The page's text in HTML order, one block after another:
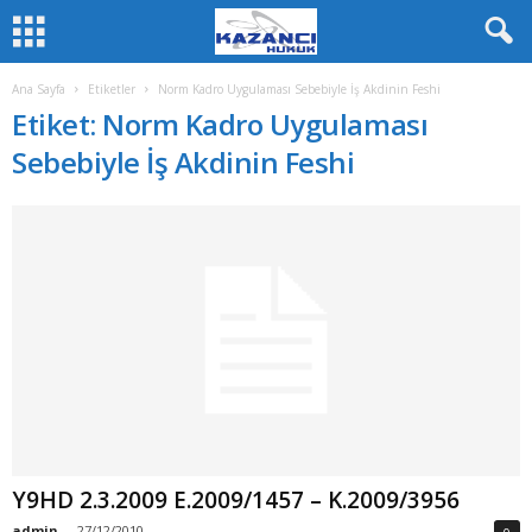
Ana Sayfa Etiketler Norm Kadro Uygulaması Sebebiyle İş Akdinin Feshi
Etiket: Norm Kadro Uygulaması
Sebebiyle İş Akdinin Feshi
Y9HD 2.3.2009 E.2009/1457 – K.2009/3956